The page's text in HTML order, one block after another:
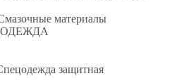
материалы
защитная